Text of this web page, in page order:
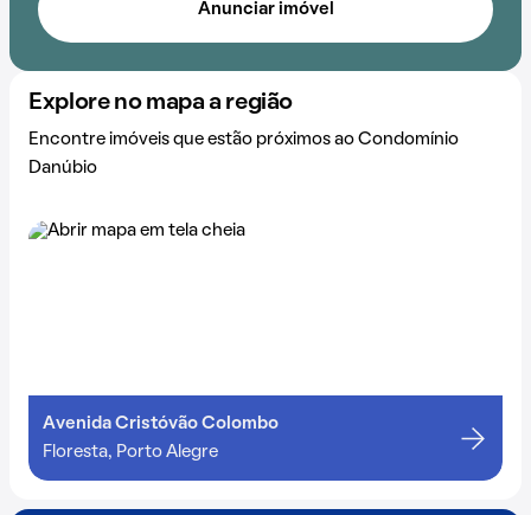
Anunciar imóvel
Explore no mapa a região
Encontre imóveis que estão próximos ao Condomínio
Danúbio
Avenida Cristóvão Colombo
Floresta, Porto Alegre